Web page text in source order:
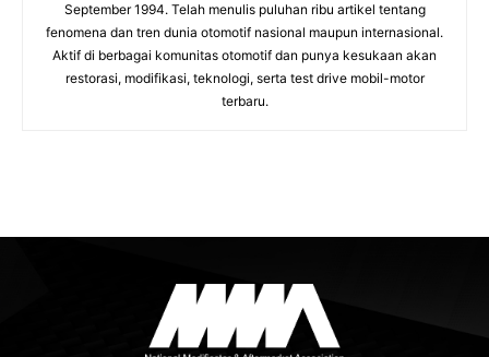
September 1994. Telah menulis puluhan ribu artikel tentang
fenomena dan tren dunia otomotif nasional maupun internasional.
Aktif di berbagai komunitas otomotif dan punya kesukaan akan
restorasi, modifikasi, teknologi, serta test drive mobil-motor
terbaru.